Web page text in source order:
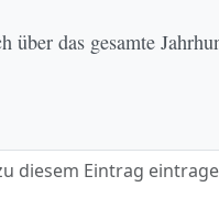
das gesamte
eintragen.